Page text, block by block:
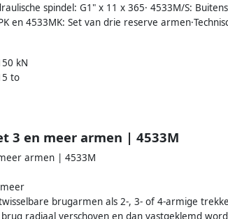
spindel: G1" x 11 x 365· 4533M/S:
en 4533MK: Set van drie reserve
kN
to
3 en meer armen | 4533M
armen | 4533M
brugarmen als 2-, 3- of 4-armige
radiaal verschoven en dan vastgeklemd